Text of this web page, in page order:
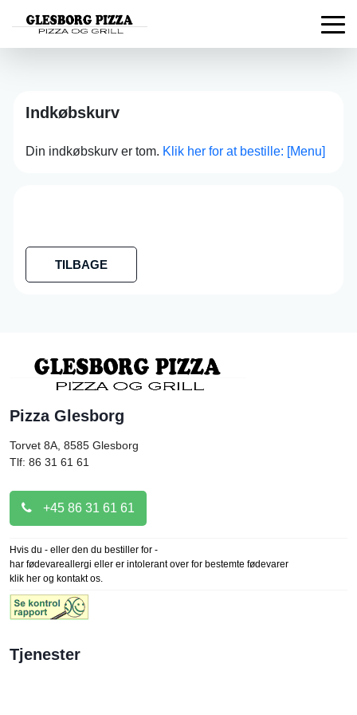
Indkøbskurv
Din indkøbskurv er tom. Klik her for at bestille: [Menu]
TILBAGE
Pizza Glesborg
Torvet 8A, 8585 Glesborg
Tlf: 86 31 61 61
+45 86 31 61 61
Hvis du - eller den du bestiller for -
har fødevareallergi eller er intolerant over for bestemte fødevarer
klik her og kontakt os.
Tjenester